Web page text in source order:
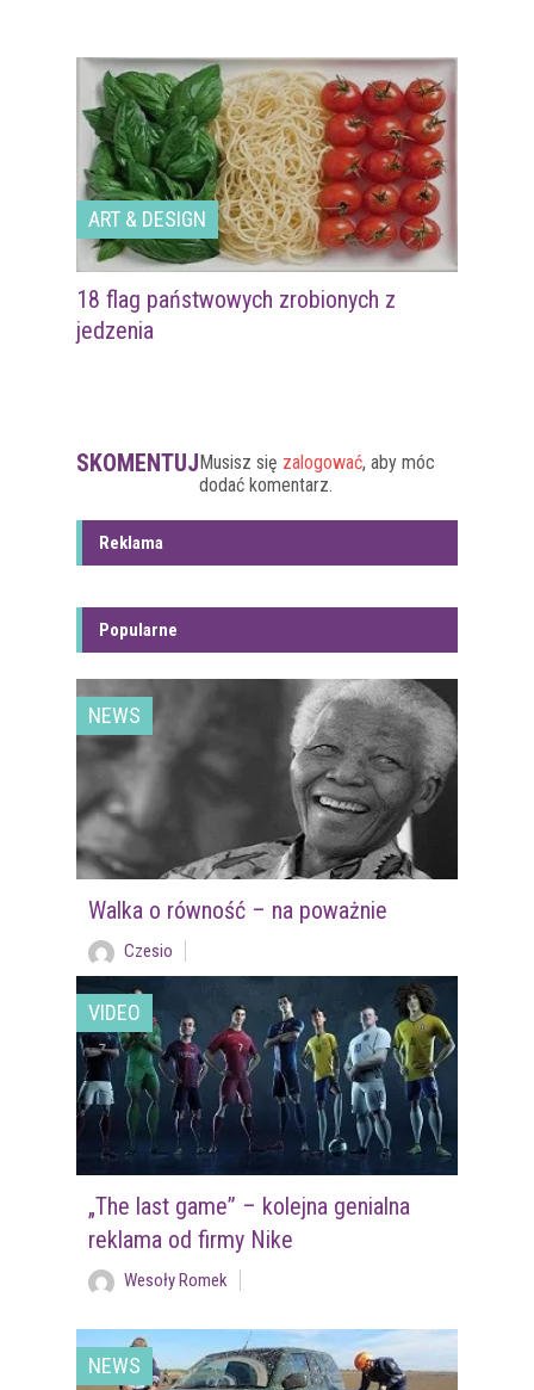
ART & DESIGN
18 flag państwowych zrobionych z
jedzenia
SKOMENTUJ Musisz się zalogować, aby móc
dodać komentarz.
Reklama
Popularne
NEWS
Walka o równość – na poważnie
Czesio
VIDEO
„The last game” – kolejna genialna
reklama od firmy Nike
Wesoły Romek
NEWS